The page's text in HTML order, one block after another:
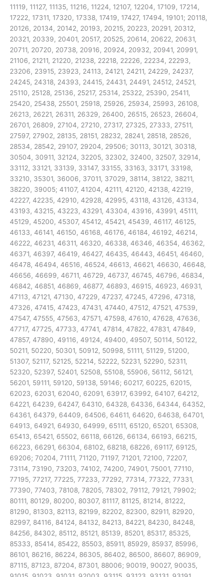
11119, 11127, 11135, 11216, 11224, 12107, 12204, 17109, 17214,
17222, 17311, 17320, 17338, 17419, 17427, 17494, 19101; 20118,
20126, 20134, 20142, 20193, 20215, 20223, 20291, 20312,
20321, 20339, 20401, 20517, 20525, 20614, 20622, 20631,
20711, 20720, 20738, 20916, 20924, 20932, 20941, 20991,
21106, 21211, 21220, 21238, 22218, 22226, 22234, 22293,
23206, 23915, 23923, 24113, 24121, 24211, 24229, 24237,
24245, 24318, 24393, 24415, 24431, 24491, 24512, 24521,
25110, 25128, 25136, 25217, 25314, 25322, 25390, 25411,
25420, 25438, 25501, 25918, 25926, 25934, 25993, 26108,
26213, 26221, 26311, 26329, 26400, 26515, 26523, 26604,
26701, 26809, 27104, 27210, 27317, 27325, 27333, 27511,
27597, 27902, 28135, 28151, 28232, 28241, 28518, 28526,
28534, 28542, 29107, 29204, 29506; 30113, 30121, 30318,
30504, 30911, 32124, 32205, 32302, 32400, 32507, 32914,
33112, 33121, 33139, 33147, 33155, 33163, 33171, 33198,
33210, 35301, 36006, 37011, 37029, 38114, 38122, 38211,
38220, 39005; 41107, 41204, 42111, 42120, 42138, 42219,
42227, 42235, 42910, 42928, 42995, 43118, 43126, 43134,
43193, 43215, 43223, 43291, 43304, 43916, 43991, 45111,
45129, 45200, 45307, 45412, 45421, 45439, 46117, 46125,
46133, 46141, 46150, 46168, 46176, 46184, 46192, 46214,
46222, 46231, 46311, 46320, 46338, 46346, 46354, 46362,
46371, 46397, 46419, 46427, 46435, 46443, 46451, 46460,
46478, 46494, 46516, 46524, 46613, 46621, 46630, 46648,
46656, 46699, 46711, 46729, 46737, 46745, 46796, 46834,
46842, 46851, 46869, 46877, 46893, 46915, 46923, 46931,
47113, 47121, 47130, 47229, 47237, 47245, 47296, 47318,
47326, 47415, 47423, 47431, 47440, 47512, 47521, 47539,
47547, 47555, 47563, 47571, 47598, 47610, 47628, 47636,
47717, 47725, 47733, 47741, 47814, 47822, 47831, 47849,
47857, 47890, 49116, 49124, 49400, 49507, 50114, 50122,
50211, 50220, 50301, 50912, 50998, 51111, 51129, 51200,
51307, 52117, 52125, 52214, 52222, 52231, 52290, 52311,
52320, 52397, 52401, 52508, 55108, 55906, 56112, 56121,
56201, 59111, 59120, 59138, 59146; 60217, 60225, 62015,
62023, 62031, 62040, 62091, 63917, 63992, 64107, 64212,
64221, 64239, 64247, 64310, 64328, 64336, 64344, 64352,
64361, 64379, 64409, 64506, 64611, 64620, 64638, 64701,
64913, 64921, 64930, 64999, 65111, 65120, 65201, 65308,
65413, 65421, 65502, 66118, 66126, 66134, 66193, 66215,
66223, 66291, 66304, 68102, 68218, 68226, 69117, 69125,
69206; 70204, 71111, 71120, 71197, 71201, 72100, 72207,
73114, 73190, 73203, 74102, 74200, 74901, 75001, 77110,
77195, 77217, 77225, 77233, 77292, 77314, 77322, 77331,
77390, 77403, 78108, 78205, 78302, 79112, 79121, 79902;
80111, 80129, 80200, 80307, 81117, 81125, 81214, 81222,
81290, 81303, 82113, 82199, 82202, 82300, 82911, 82920,
82997, 84116, 84124, 84132, 84213, 84221, 84230, 84248,
84256, 84302, 85112, 85121, 85139, 85201, 85317, 85325,
85333, 85414, 85422, 85503, 85911, 85929, 85937, 85996,
86101, 86216, 86224, 86305, 86402, 86500, 86607, 86909,
87115, 87123, 87204, 87301, 88006; 90019, 90027, 90035,